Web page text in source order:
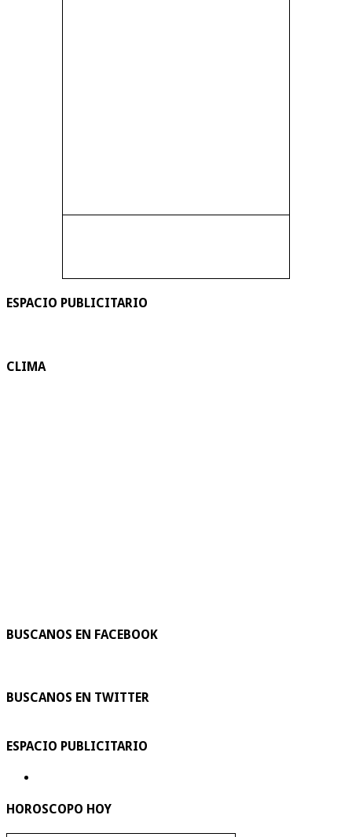
ESPACIO PUBLICITARIO
CLIMA
BUSCANOS EN FACEBOOK
BUSCANOS EN TWITTER
ESPACIO PUBLICITARIO
HOROSCOPO HOY